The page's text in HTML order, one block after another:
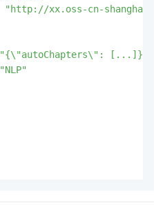
"http://xx.oss-cn-
"{\"autoChapters\": [...]}"
"NLP"